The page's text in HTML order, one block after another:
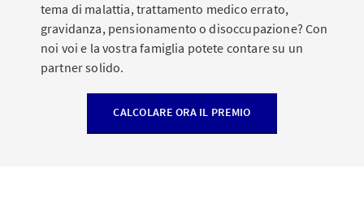
tema di malattia, trattamento medico errato,
gravidanza, pensionamento o disoccupazione? Con
noi voi e la vostra famiglia potete contare su un
partner solido.
CALCOLARE ORA IL PREMIO